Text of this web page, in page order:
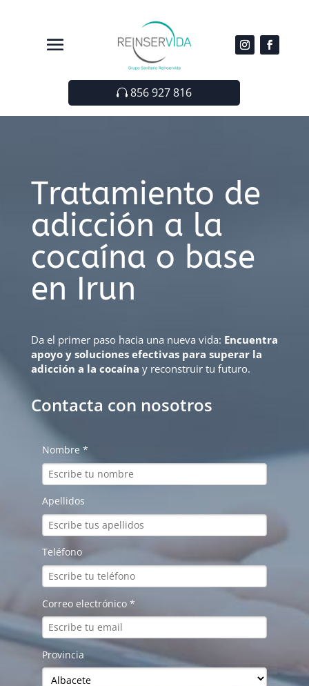
856 927 816
Tratamiento de
adicción a la
cocaína o base
en Irun
Da el primer paso hacia una nueva vida: Encuentra
apoyo y soluciones efectivas para superar la
adicción a la cocaína y reconstruir tu futuro.
Contacta con nosotros